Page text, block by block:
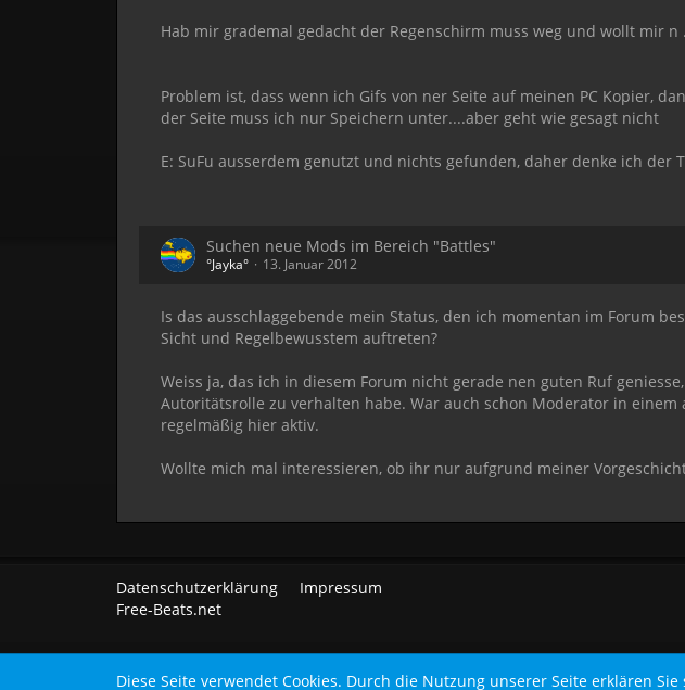
Hab mir grademal gedacht der Regenschirm muss weg und wollt mir
Problem ist, dass wenn ich Gifs von ner Seite auf meinen PC Kopier,
der Seite muss ich nur Speichern unter....aber geht wie gesagt nicht
E: SuFu ausserdem genutzt und nichts gefunden, daher denke ich der
Suchen neue Mods im Bereich "Battles"
°Jayka° 13. Januar 2012
Is das ausschlaggebende mein Status, den ich momentan im Forum
Sicht und Regelbewusstem auftreten?
Weiss ja, das ich in diesem Forum nicht gerade nen guten Ruf
Autoritätsrolle zu verhalten habe. War auch schon Moderator in
regelmäßig hier aktiv.
Wollte mich mal interessieren, ob ihr nur aufgrund meiner
Datenschutzerklärung
Impressum
Free-Beats.net
Diese Seite verwendet Cookies. Durch die Nutzung unserer Seite erklären